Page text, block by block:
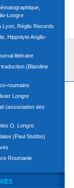
Longre
Lyon, Réglis Records
Hippolyte Anglio-
littéraire
(Blandine
roumains
Longre
(association des
O. Longre
(Paul Stubbs)
Roumanie